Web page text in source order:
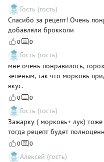
Гость (гость)
Спасибо за рецепт! Очень
добавляли брокколи
0 0
Гость (гость)
мне очень понравилось,
зеленым, так что морковь
вкус.
0 0
Гость (гость)
Зажарку ( морковь+ лук)
тогда рецепт будет
0 0
Алексей (гость)